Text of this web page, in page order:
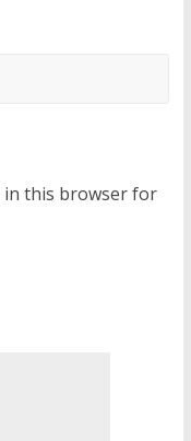
in this browser for